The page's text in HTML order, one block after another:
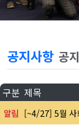
공지사항 공
구분 제목
알림 [~4/27] 5월 사